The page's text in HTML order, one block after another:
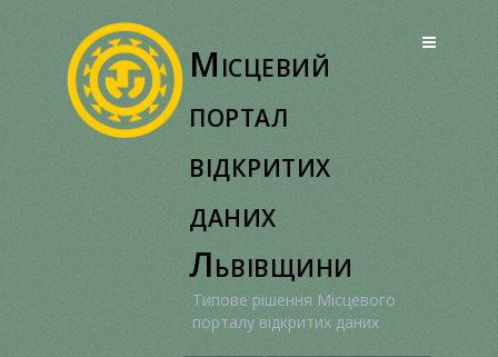
Місцевий
портал
відкритих
даних
Львівщини
Типове рішення Місцевого
порталу відкритих даних